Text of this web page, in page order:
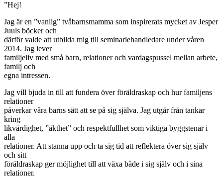
”Hej!
Jag är en ”vanlig” tvåbarnsmamma som inspirerats mycket av Jesper
Juuls böcker och
därför valde att utbilda mig till seminariehandledare under våren
2014. Jag lever
familjeliv med små barn, relationer och vardagspussel mellan arbete,
familj och
egna intressen.
Jag vill bjuda in till att fundera över föräldraskap och hur familjens
relationer
påverkar våra barns sätt att se på sig själva. Jag utgår från tankar
kring
likvärdighet, ”äkthet” och respektfullhet som viktiga byggstenar i
alla
relationer. Att stanna upp och ta sig tid att reflektera över sig själv
och sitt
föräldraskap ger möjlighet till att växa både i sig själv och i sina
relationer.